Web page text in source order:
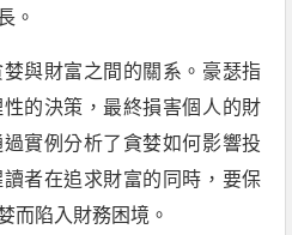
。
與財富之間的關系。豪瑟指
的決策，最終損害個人的財
實例分析了貪婪如何影響投
者在追求財富的同時，要保
而陷入財務困境。